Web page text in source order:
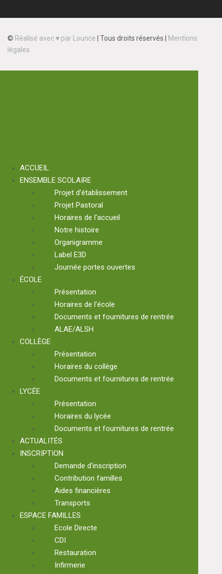
© Réalisé avec ♥ par Lounce Tous droits réservés |
Mentions
légales
ACCUEIL
ENSEMBLE SCOLAIRE
Projet d’établissement
Projet Pastoral
Horaires de l’accueil
Notre histoire
Organigramme
Label E3D
Journée portes ouvertes
ÉCOLE
Présentation
Horaires de l’école
Documents et fournitures de rentrée
ALAE/ALSH
COLLÈGE
Présentation
Horaires du collège
Documents et fournitures de rentrée
LYCÉE
Présentation
Horaires du lycée
Documents et fournitures de rentrée
ACTUALITÉS
INSCRIPTION
Demande d’inscription
Contribution familles
Aides financières
Transports
ESPACE FAMILLES
Ecole Directe
CDI
Restauration
Infirmerie